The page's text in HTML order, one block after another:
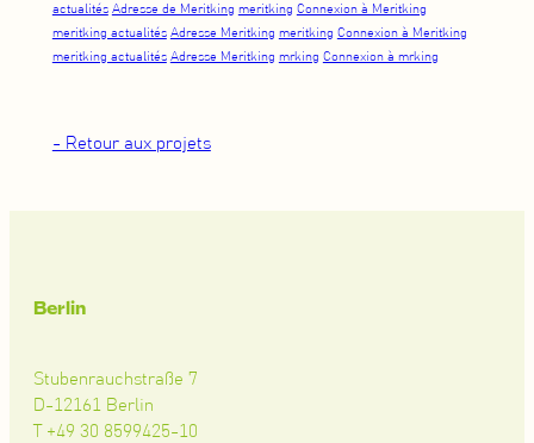
actualités Adresse de Meritking meritking Connexion à Meritking
meritking actualités Adresse Meritking meritking Connexion à Meritking
meritking actualités Adresse Meritking mrking Connexion à mrking
- Retour aux projets
Berlin
Stubenrauchstraße 7
D-12161 Berlin
T +49 30 8599425-10